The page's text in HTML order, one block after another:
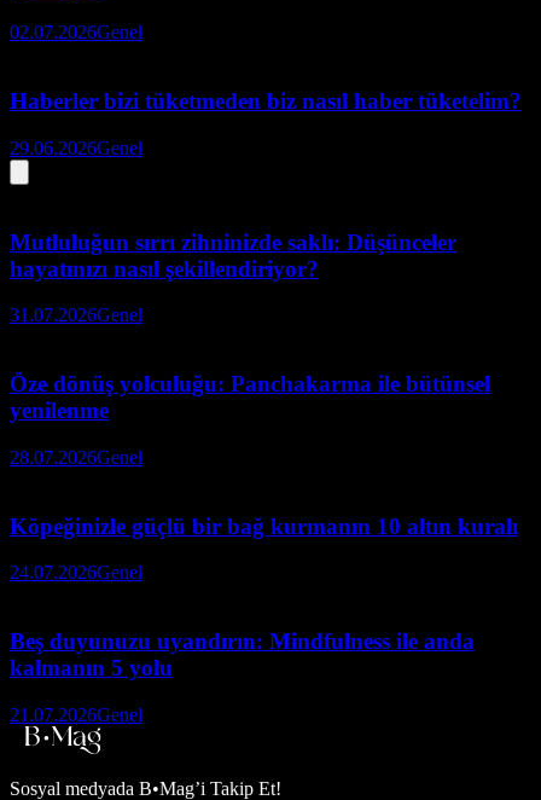
02.07.2026Genel
Haberler bizi tüketmeden biz nasıl haber tüketelim?
29.06.2026Genel
Mutluluğun sırrı zihninizde saklı: Düşünceler
hayatınızı nasıl şekillendiriyor?
31.07.2026Genel
Öze dönüş yolculuğu: Panchakarma ile bütünsel
yenilenme
28.07.2026Genel
Köpeğinizle güçlü bir bağ kurmanın 10 altın kuralı
24.07.2026Genel
Beş duyunuzu uyandırın: Mindfulness ile anda
kalmanın 5 yolu
21.07.2026Genel
Sosyal medyada B•Mag’i Takip Et!